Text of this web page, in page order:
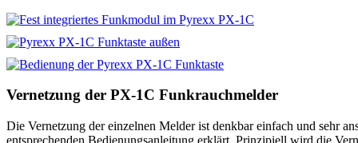
Vernetzung der PX-1C Funkrauchmelder
Die Vernetzung der einzelnen Melder ist denkbar einfach und sehr
entsprechenden Bedienungsanleitung erklärt. Prinzipiell wird die